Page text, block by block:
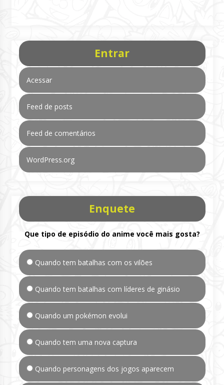
Entrar
Acessar
Feed de posts
Feed de comentários
WordPress.org
Enquete
Que tipo de episódio do anime você mais gosta?
Quando tem batalhas com os vilões
Quando tem batalhas com líderes de ginásio
Quando um pokémon evolui
Quando tem uma nova captura
Quando personagens dos jogos aparecem